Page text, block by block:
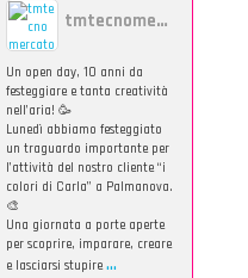
tmtecnomercato
Un open day, 10 anni da
festeggiare e tanta creatività
nell’aria! 🥳
Lunedì abbiamo festeggiato
un traguardo importante per
l’attività del nostro cliente “i
colori di Carla” a Palmanova.
🎨
Una giornata a porte aperte
per scoprire, imparare, creare
e lasciarsi stupire...